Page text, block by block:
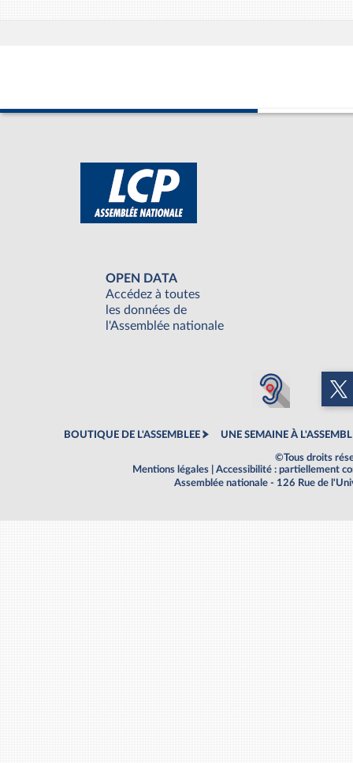
OPEN DATA
Accédez à toutes
les données de
l'Assemblée nationale
BOUTIQUE DE L'ASSEMBLEE UNE SEMAINE À
©Tous droits
Mentions légales
Accessibilité : partiellement
Assemblée nationale - 126 Rue de